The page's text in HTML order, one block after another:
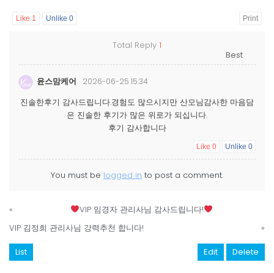
Like 1 Unlike 0 Print
Total Reply 1
윤스맘케어 2026-06-25 15:34
진솔한후기 감사드립니다.경험도 많으시지만 산모님감사한 마음담
은 진솔한 후기가 많은 위로가 되십니다.
후기 감사합니다
Like 0 Unlike 0
You must be logged in to post a comment.
«
VIP 임경자 관리사님 감사드립니다!
VIP 김정희 관리사님 강력추천 합니다!
»
List Edit Delete